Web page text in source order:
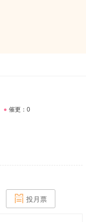
● 催更：0
投月票